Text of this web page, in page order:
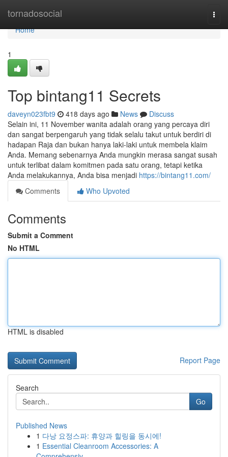
tornadosocial
Home
Home
1
Top bintang11 Secrets
daveyn023fbt9 418 days ago News
Discuss
Selain ini, 11 November wanita adalah orang yang percaya diri
dan sangat berpengaruh yang tidak selalu takut untuk berdiri di
hadapan Raja dan bukan hanya laki-laki untuk membela klaim
Anda. Memang sebenarnya Anda mungkin merasa sangat susah
untuk terlibat dalam komitmen pada satu orang, tetapi ketika
Anda melakukannya, Anda bisa menjadi https://bintang11.com/
Comments
Who Upvoted
Comments
Submit a Comment
No HTML
HTML is disabled
Report Page
Search
Go
Published News
1 다낭 요정스파: 휴양과 힐링을 동시에!
1 Essential Cleanroom Accessories: A